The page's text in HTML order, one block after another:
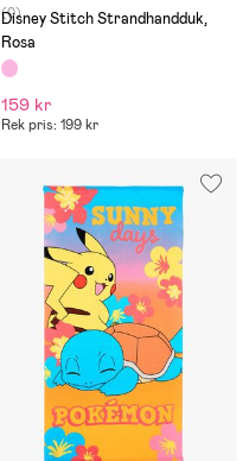
(0)
Disney Stitch Strandhandduk,
Rosa
159 kr
Rek pris: 199 kr